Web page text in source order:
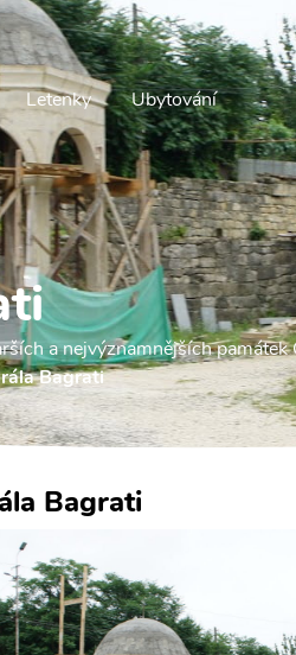
Letenky Ubytování
a nejvýznamnějších památek
Bagrati
Bagrati